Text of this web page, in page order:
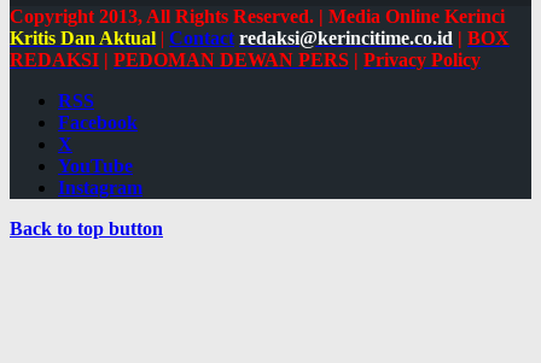
Copyright 2013, All Rights Reserved. | Media Online Kerinci
Kritis Dan Aktual | Contact redaksi@kerincitime.co.id | BOX
REDAKSI | PEDOMAN DEWAN PERS | Privacy Policy
RSS
Facebook
X
YouTube
Instagram
Back to top button